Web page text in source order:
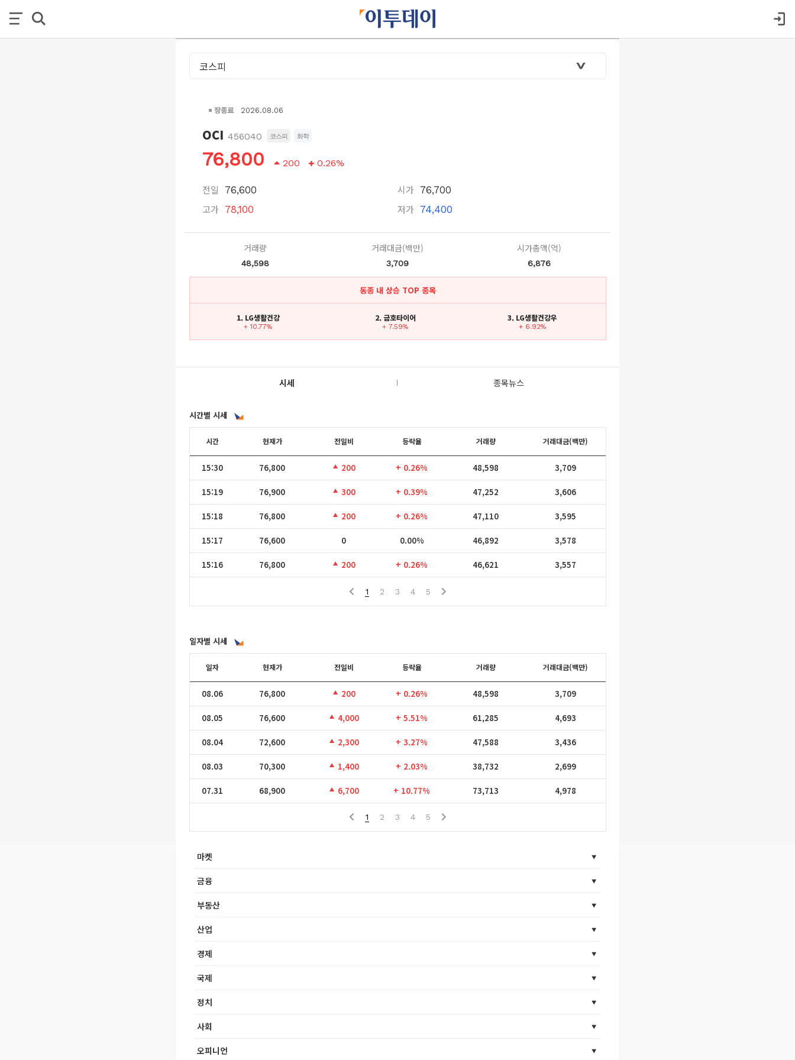
장종료 2026.08.06
OCI 456040 코스피 화학
76,800 200 0.26%
전일 76,600
고가 78,100
시가 76,700
저가 74,400
거래량
48,598
거래대금(백만)
3,709
시가총액(억)
6,876
동종 내 상승 TOP 종목
1. LG생활건강
+ 10.77%
2. 금호타이어
+ 7.59%
3. LG생활건강우
+ 6.92%
시세 종목뉴스
시간별 시세
시간 현재가 전일비 등락율 거래량 거래대금(백만)
15:30 76,800 200 + 0.26% 48,598 3,709
15:19 76,900 300 + 0.39% 47,252 3,606
15:18 76,800 200 + 0.26% 47,110 3,595
15:17 76,600 0 0.00% 46,892 3,578
15:16 76,800 200 + 0.26% 46,621 3,557
1 2 3 4 5
일자별 시세
일자 현재가 전일비 등락율 거래량 거래대금(백만)
08.06 76,800 200 + 0.26% 48,598 3,709
08.05 76,600 4,000 + 5.51% 61,285 4,693
08.04 72,600 2,300 + 3.27% 47,588 3,436
08.03 70,300 1,400 + 2.03% 38,732 2,699
07.31 68,900 6,700 + 10.77% 73,713 4,978
1 2 3 4 5
마켓
금융
부동산
산업
경제
국제
정치
사회
오피니언